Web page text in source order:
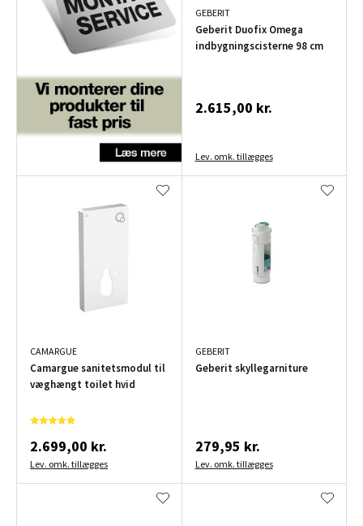
GEBERIT
Geberit Duofix Omega
indbygningscisterne 98 cm
2.615,00 kr.
Lev. omk. tillægges
CAMARGUE
Camargue sanitetsmodul til
væghængt toilet hvid
2.699,00 kr.
Lev. omk. tillægges
GEBERIT
Geberit skyllegarniture
279,95 kr.
Lev. omk. tillægges